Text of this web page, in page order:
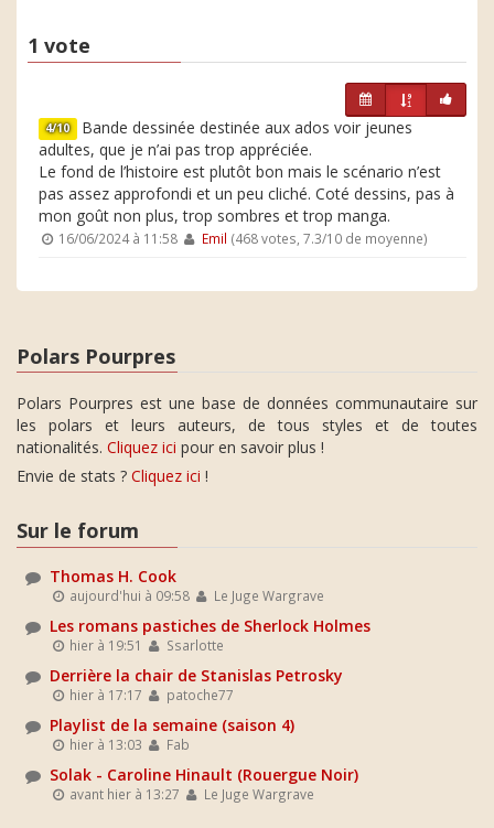
1 vote
4/10 Bande dessinée destinée aux ados voir jeunes
adultes, que je n’ai pas trop appréciée.
Le fond de l’histoire est plutôt bon mais le scénario n’est
pas assez approfondi et un peu cliché. Coté dessins, pas à
mon goût non plus, trop sombres et trop manga.
16/06/2024 à 11:58 Emil (468 votes, 7.3/10 de moyenne)
Polars Pourpres
Polars Pourpres est une base de données communautaire sur
les polars et leurs auteurs, de tous styles et de toutes
nationalités. Cliquez ici pour en savoir plus !
Envie de stats ? Cliquez ici !
Sur le forum
Thomas H. Cook
aujourd'hui à 09:58 Le Juge Wargrave
Les romans pastiches de Sherlock Holmes
hier à 19:51 Ssarlotte
Derrière la chair de Stanislas Petrosky
hier à 17:17 patoche77
Playlist de la semaine (saison 4)
hier à 13:03 Fab
Solak - Caroline Hinault (Rouergue Noir)
avant hier à 13:27 Le Juge Wargrave